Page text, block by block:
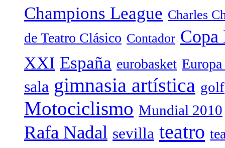
Champions League Charles
de Teatro Clásico Contador Copa
XXI España eurobasket
sala gimnasia artística golf
Motociclismo Mundial 2010
Rafa Nadal sevilla teatro